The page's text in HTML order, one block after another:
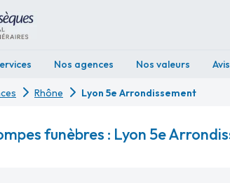
Nos agences Nos valeurs
Rhône Lyon 5e Arrondissement
funèbres : Lyon 5e